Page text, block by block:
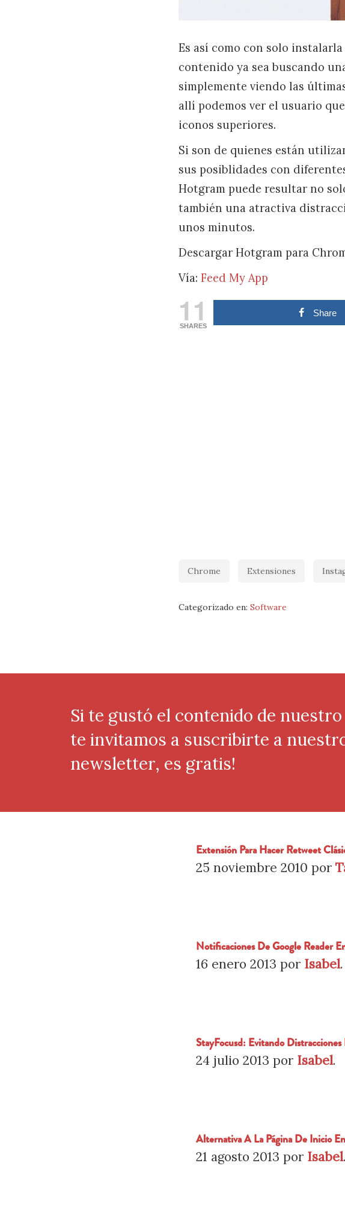
Es así como con solo
contenido ya sea buscando
simplemente viendo las
allí podemos ver el usuario
iconos superiores.
Si son de quienes están
sus posiblidades con
Hotgram puede resultar no
también una atractiva
unos minutos.
Descargar Hotgram para
Vía: Feed My App
11
SHARES
Share
Chrome Extensiones
Categorizado en: Software
Si te gustó el contenido de
te invitamos a suscribirte a
newsletter, es gratis!
Extensión Para Hacer Retweet
25 noviembre 2010 por
Notificaciones De Google Reader
16 enero 2013 por Isabel.
StayFocusd: Evitando
24 julio 2013 por Isabel.
Alternativa A La Página De Inicio
21 agosto 2013 por Isabel.